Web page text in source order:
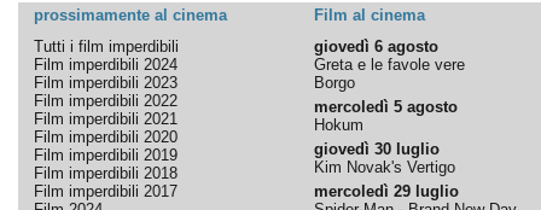
prossimamente al cinema
Film al cinema
Tutti i film imperdibili
Film imperdibili 2024
Film imperdibili 2023
Film imperdibili 2022
Film imperdibili 2021
Film imperdibili 2020
Film imperdibili 2019
Film imperdibili 2018
Film imperdibili 2017
giovedì 6 agosto
Greta e le favole vere
Borgo
mercoledì 5 agosto
Hokum
giovedì 30 luglio
Kim Novak's Vertigo
mercoledì 29 luglio